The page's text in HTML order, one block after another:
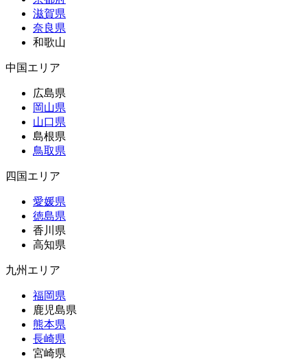
滋賀県
奈良県
和歌山
中国エリア
広島県
岡山県
山口県
島根県
鳥取県
四国エリア
愛媛県
徳島県
香川県
高知県
九州エリア
福岡県
鹿児島県
熊本県
長崎県
宮崎県